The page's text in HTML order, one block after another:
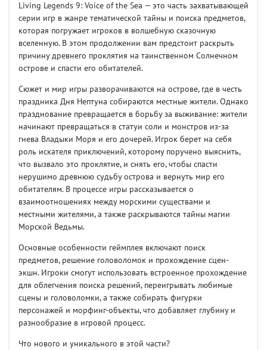
Living Legends 9: Voice of the Sea — это часть захватывающей
серии игр в жанре тематической тайны и поиска предметов,
которая погружает игроков в волшебную сказочную
вселенную. В этом продолжении вам предстоит раскрыть
причину древнего проклятия на таинственном Солнечном
острове и спасти его обитателей.
Сюжет и мир игры разворачиваются на острове, где в честь
праздника Дня Нептуна собираются местные жители. Однако
празднование превращается в борьбу за выживание: жители
начинают превращаться в статуи соли и монстров из-за
гнева Владыки Моря и его дочерей. Игрок берет на себя
роль искателя приключений, которому поручено выяснить,
что вызвало это проклятие, и снять его, чтобы спасти
нерушимо древнюю судьбу острова и вернуть мир его
обитателям. В процессе игры рассказывается о
взаимоотношениях между морскими существами и
местными жителями, а также раскрываются тайны магии
Морской Ведьмы.
Основные особенности геймплея включают поиск
предметов, решение головоломок и прохождение сцен-
экшн. Игроки смогут использовать встроенное прохождение
для облегчения поиска решений, переигрывать любимые
сцены и головоломки, а также собирать фигурки
персонажей и морфинг-объекты, что добавляет глубину и
разнообразие в игровой процесс.
Что нового и уникального в этой части?